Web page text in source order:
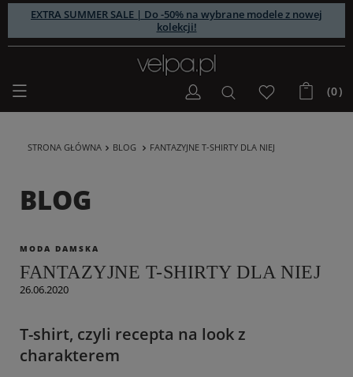
EXTRA SUMMER SALE | Do -50% na wybrane modele z nowej
kolekcji!
(0)
STRONA GŁÓWNA BLOG FANTAZYJNE T-SHIRTY DLA NIEJ
BLOG
MODA DAMSKA
FANTAZYJNE T-SHIRTY DLA NIEJ
26.06.2020
T-shirt, czyli recepta na look z
charakterem